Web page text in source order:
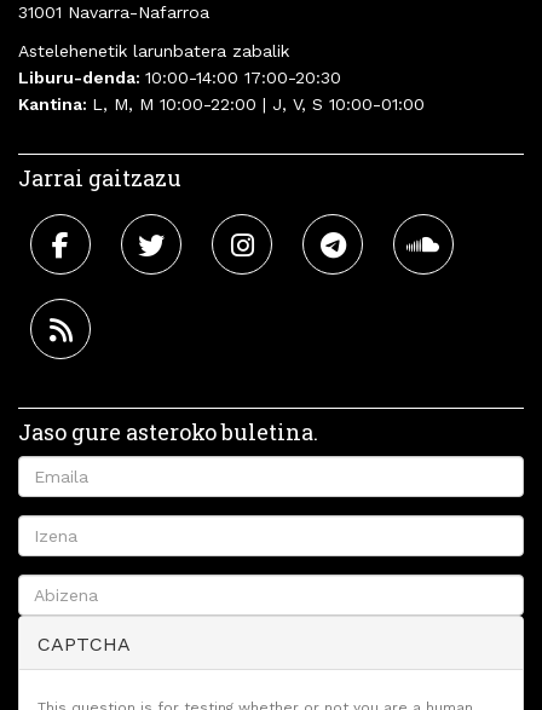
31001 Navarra-Nafarroa
Astelehenetik larunbatera zabalik
Liburu-denda: 10:00-14:00 17:00-20:30
Kantina: L, M, M 10:00-22:00 | J, V, S 10:00-01:00
Jarrai gaitzazu
Jaso gure asteroko buletina.
CAPTCHA